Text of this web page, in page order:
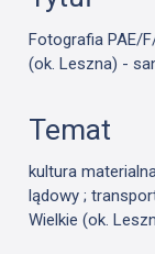
Fotografia PAE/
(ok. Leszna) -
Temat
kultura
lądowy ;
Wielkie (ok.